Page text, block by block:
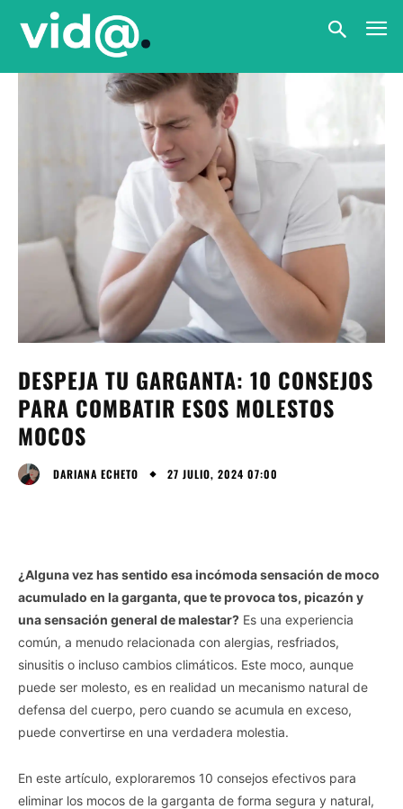
DESPEJA TU GARGANTA: 10 CONSEJOS
PARA COMBATIR ESOS MOLESTOS
MOCOS
DARIANA ECHETO 27 JULIO, 2024 07:00
¿Alguna vez has sentido esa incómoda sensación de moco
acumulado en la garganta, que te provoca tos, picazón y
una sensación general de malestar? Es una experiencia
común, a menudo relacionada con alergias, resfriados,
sinusitis o incluso cambios climáticos. Este moco, aunque
puede ser molesto, es en realidad un mecanismo natural de
defensa del cuerpo, pero cuando se acumula en exceso,
puede convertirse en una verdadera molestia.
En este artículo, exploraremos 10 consejos efectivos para
eliminar los mocos de la garganta de forma segura y natural,